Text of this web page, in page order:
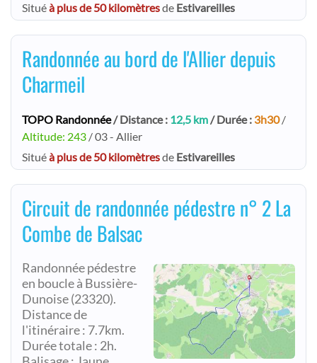
Situéà plus de 50 kilomètresde Estivareilles
Randonnée au bord de l'Allier depuis
Charmeil
TOPO Randonnée/ Distance : 12,5 km/ Durée : 3h30/
Altitude: 243 / 03 - Allier
Situéà plus de 50 kilomètresde Estivareilles
Circuit de randonnée pédestre n° 2 La
Combe de Balsac
Randonnée pédestre
en boucle à Bussière-
Dunoise (23320).
Distance de
l'itinéraire : 7.7km.
Durée totale : 2h.